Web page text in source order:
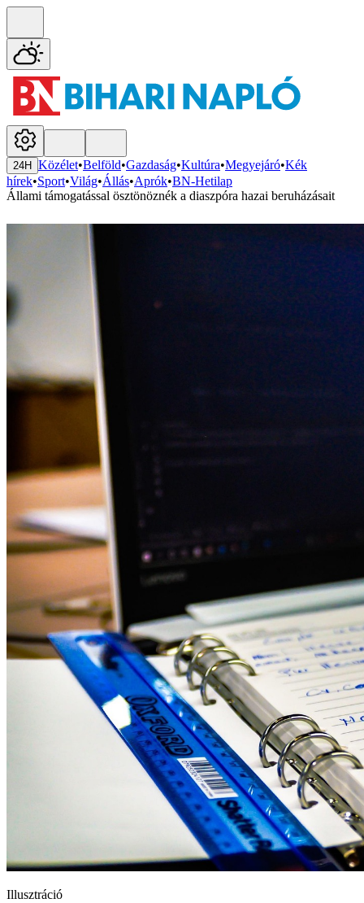
24H Közélet•Belföld•Gazdaság•Kultúra•Megyejáró•Kék
hírek•Sport•Világ•Állás•Aprók•BN-Hetilap
Állami támogatással ösztönöznék a diaszpóra hazai beruházásait
Illusztráció